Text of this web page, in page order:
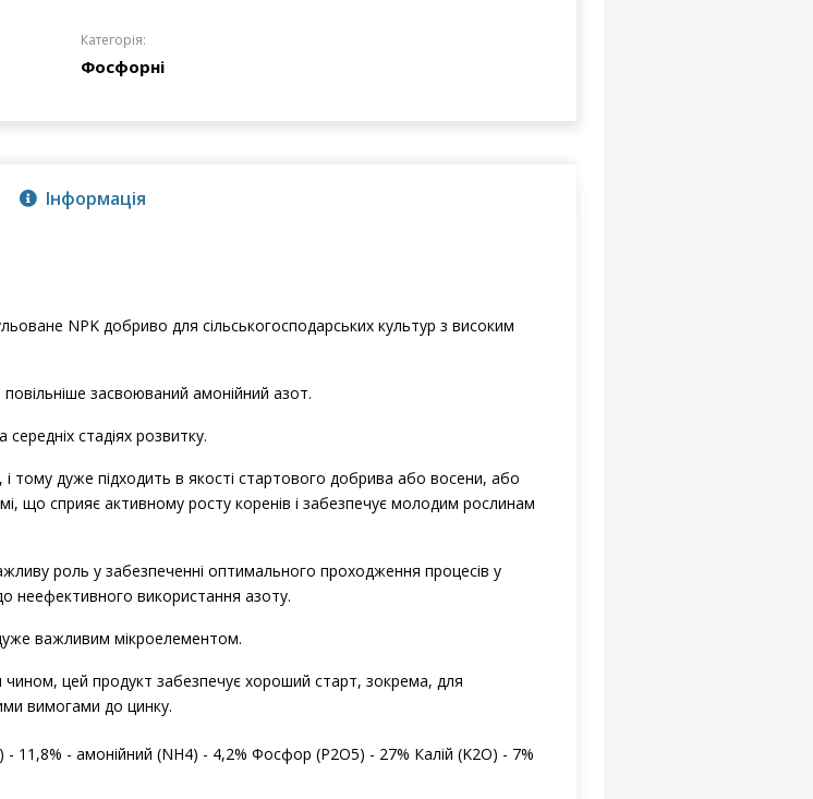
Категорія:
Фосфорні
Інформація
NPK добриво для сільськогосподарських культур з високим
засвоюваний амонійний азот.
стадіях розвитку.
тому дуже підходить в якості стартового добрива або восени, або
що сприяє активному росту коренів і забезпечує молодим рослинам
роль у забезпеченні оптимального проходження процесів у
неефективного використання азоту.
важливим мікроелементом.
цей продукт забезпечує хороший старт, зокрема, для
вимогами до цинку.
- 11,8% - амонійний (NH4) - 4,2% Фосфор (P2O5) - 27% Калiй (K2O) - 7%